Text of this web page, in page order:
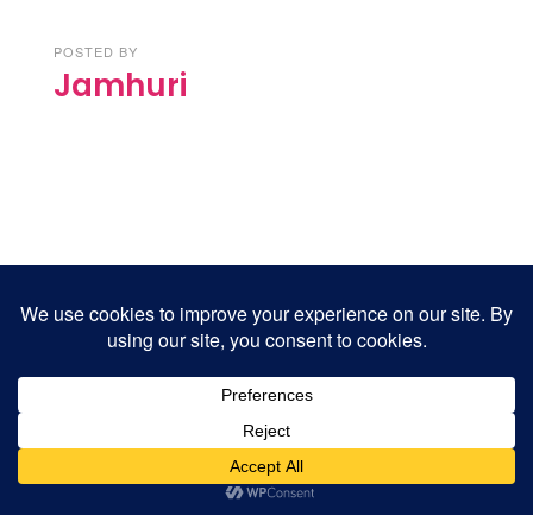
POSTED BY
Jamhuri
bioanuwai, kuhimili mabadiliko ya tabianchi
Global Education Link yawafunda wanaokwenda
RC Makalla aipongeza NM- AIST kwa tafiti na
bunifu zinazochochea mapinduzi katika kilimo na
ufugaji
Ndejembi : Bilioni 6.7 kwa afya ya wananchi, jengo
la mama na mtoto likamilishwe kwa wakati